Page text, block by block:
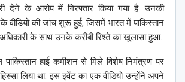
देने के आरोप में गिरफ्तार किया गया है. उनकी
वीडियो की जांच शुरू हुई, जिसमें भारत में पाकिस्तान
के साथ उनके करीबी रिश्ते का खुलासा हुआ.
पाकिस्तान हाई कमीशन से मिले विशेष निमंत्रण पर
लिया था. इस इवेंट का एक वीडियो उन्होंने अपने